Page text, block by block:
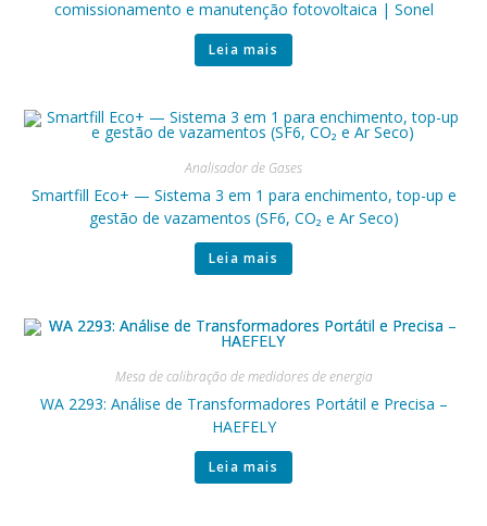
comissionamento e manutenção fotovoltaica | Sonel
Leia mais
Analisador de Gases
Smartfill Eco+ — Sistema 3 em 1 para enchimento, top-up e
gestão de vazamentos (SF6, CO₂ e Ar Seco)
Leia mais
Mesa de calibração de medidores de energia
WA 2293: Análise de Transformadores Portátil e Precisa –
HAEFELY
Leia mais